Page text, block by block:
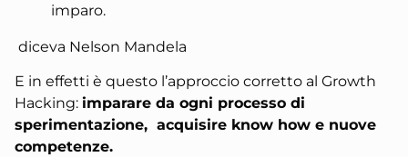
imparo.
diceva Nelson Mandela
E in effetti è questo l’approccio corretto al Growth
Hacking: imparare da ogni processo di
sperimentazione, acquisire know how e nuove
competenze.